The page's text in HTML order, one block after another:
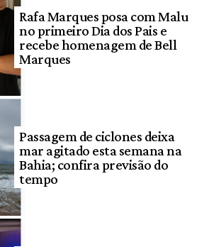
Rafa Marques posa com Malu
no primeiro Dia dos Pais e
recebe homenagem de Bell
Marques
Passagem de ciclones deixa
mar agitado esta semana na
Bahia; confira previsão do
tempo